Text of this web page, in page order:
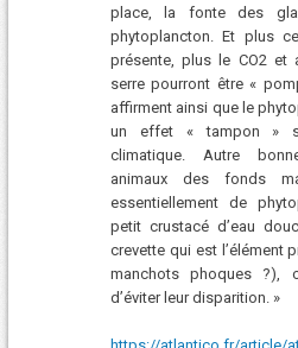
place, la fonte des
phytoplancton. Et plus
présente, plus le CO2
serre pourront être «
affirment ainsi que le
un effet « tampon »
climatique. Autre
animaux des fonds
essentiellement de
petit crustacé d’eau
crevette qui est l’élément
manchots phoques ?),
d’éviter leur disparition. »